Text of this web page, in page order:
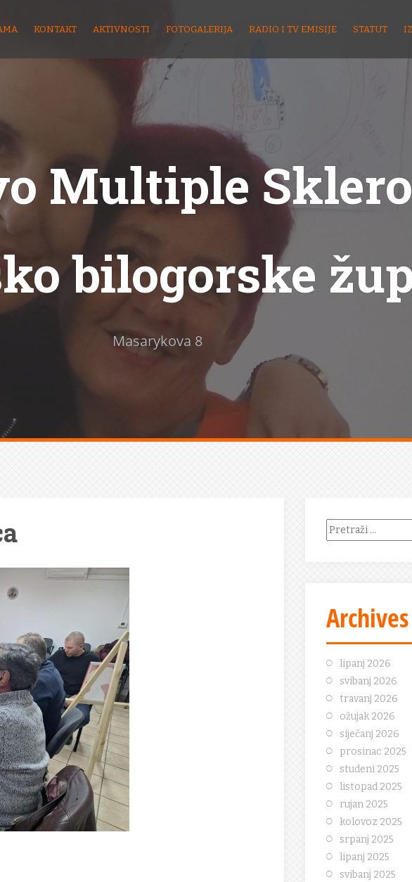
KONTAKT AKTIVNOSTI FOTOGALERIJA RADIO I TV EMISIJE STATUT
Multiple
bilogorske
Masarykova 8
Pretraži:
Archives
lipanj 2026
svibanj 2026
travanj 2026
ožujak 2026
siječanj 2026
prosinac 2025
studeni 2025
listopad 2025
rujan 2025
kolovoz 2025
srpanj 2025
lipanj 2025
svibanj 2025